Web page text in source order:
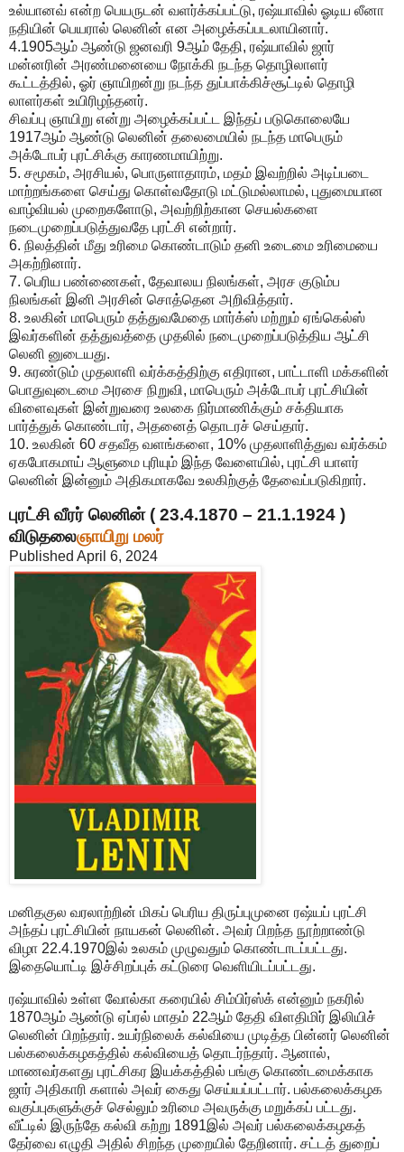
உல்யானவ் என்ற பெயருடன் வளர்க்கப்பட்டு, ரஷ்யாவில் ஓடிய லீனா
நதியின் பெயரால் லெனின் என அழைக்கப்படலாயினார்.
4.1905ஆம் ஆண்டு ஜனவரி 9ஆம் தேதி, ரஷ்யாவில் ஜார்
மன்னரின் அரண்மனையை நோக்கி நடந்த தொழிலாளர்
கூட்டத்தில், ஓர் ஞாயிறன்று நடந்த துப்பாக்கிச்சூட்டில் தொழி
லாளர்கள் உயிரிழந்தனர்.
சிவப்பு ஞாயிறு என்று அழைக்கப்பட்ட இந்தப் படுகொலையே
1917ஆம் ஆண்டு லெனின் தலைமையில் நடந்த மாபெரும்
அக்டோபர் புரட்சிக்கு காரணமாயிற்று.
5. சமூகம், அரசியல், பொருளாதாரம், மதம் இவற்றில் அடிப்படை
மாற்றங்களை செய்து கொள்வதோடு மட்டுமல்லாமல், புதுமையான
வாழ்வியல் முறைகளோடு, அவற்றிற்கான செயல்களை
நடைமுறைப்படுத்துவதே புரட்சி என்றார்.
6. நிலத்தின் மீது உரிமை கொண்டாடும் தனி உடைமை உரிமையை
அகற்றினார்.
7. பெரிய பண்ணைகள், தேவாலய நிலங்கள், அரச குடும்ப
நிலங்கள் இனி அரசின் சொத்தென அறிவித்தார்.
8. உலகின் மாபெரும் தத்துவமேதை மார்க்ஸ் மற்றும் ஏங்கெல்ஸ்
இவர்களின் தத்துவத்தை முதலில் நடைமுறைப்படுத்திய ஆட்சி
லெனி னுடையது.
9. சுரண்டும் முதலாளி வர்க்கத்திற்கு எதிரான, பாட்டாளி மக்களின்
பொதுவுடைமை அரசை நிறுவி, மாபெரும் அக்டோபர் புரட்சியின்
விளைவுகள் இன்றுவரை உலகை நிர்மாணிக்கும் சக்தியாக
பார்த்துக் கொண்டார், அதனைத் தொடரச் செய்தார்.
10. உலகின் 60 சதவீத வளங்களை, 10% முதலாளித்துவ வர்க்கம்
ஏகபோகமாய் ஆளுமை புரியும் இந்த வேளையில், புரட்சி யாளர்
லெனின் இன்னும் அதிகமாகவே உலகிற்குத் தேவைப்படுகிறார்.
புரட்சி வீரர் லெனின் ( 23.4.1870 – 21.1.1924 )
விடுதலைஞாயிறு மலர்
Published April 6, 2024
மனிதகுல வரலாற்றின் மிகப் பெரிய திருப்புமுனை ரஷ்யப் புரட்சி
அந்தப் புரட்சியின் நாயகன் லெனின். அவர் பிறந்த நூற்றாண்டு
விழா 22.4.1970இல் உலகம் முழுவதும் கொண்டாடப்பட்டது.
இதையொட்டி இச்சிறப்புக் கட்டுரை வெளியிடப்பட்டது.
ரஷ்யாவில் உள்ள வோல்கா கரையில் சிம்பிர்ஸ்க் என்னும் நகரில்
1870ஆம் ஆண்டு ஏப்ரல் மாதம் 22ஆம் தேதி விளதிமிர் இலியிச்
லெனின் பிறந்தார். உயர்நிலைக் கல்வியை முடித்த பின்னர் லெனின்
பல்கலைக்கழகத்தில் கல்வியைத் தொடர்ந்தார். ஆனால்,
மாணவர்களது புரட்சிகர இயக்கத்தில் பங்கு கொண்டமைக்காக
ஜார் அதிகாரி களால் அவர் கைது செய்யப்பட்டார். பல்கலைக்கழக
வகுப்புகளுக்குச் செல்லும் உரிமை அவருக்கு மறுக்கப் பட்டது.
வீட்டில் இருந்தே கல்வி கற்று 1891இல் அவர் பல்கலைக்கழகத்
தேர்வை எழுதி அதில் சிறந்த முறையில் தேறினார். சட்டத் துறைப்